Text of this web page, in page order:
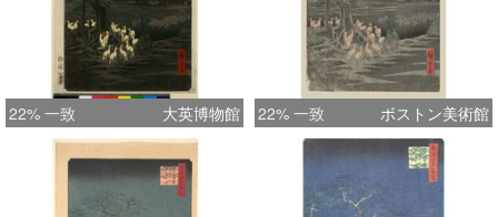
22% 一致 大英博物館 22% 一致 ボストン美術館